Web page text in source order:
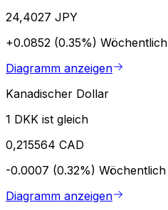
24,4027 JPY
+0.0852 (0.35%) Wöchentlich
Diagramm anzeigen
Kanadischer Dollar
1 DKK ist gleich
0,215564 CAD
-0.0007 (0.32%) Wöchentlich
Diagramm anzeigen